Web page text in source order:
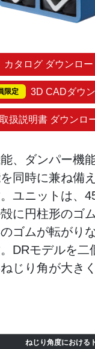
カタログ ダウンロー
限定 3D CADダウ
取扱説明書 ダウンロ
、ダンパー機
同時に兼ね備
ユニットは、
に円柱形のゴ
ゴムが転がり
DRモデルを二
じり角が大き
ねじり角度における